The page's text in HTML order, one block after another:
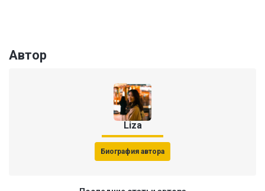
Автор
Liza
Биография автора